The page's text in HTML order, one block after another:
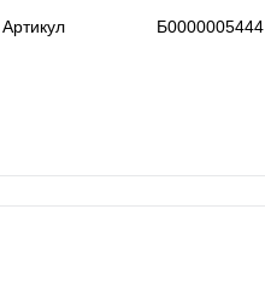
Артикул Б0000005444